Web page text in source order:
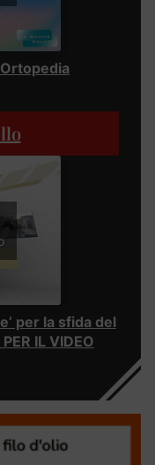
per la sfida del
IL VIDEO